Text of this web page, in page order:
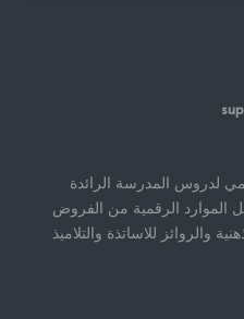
لدروس المدرسة الرائدة
الموارد الرقمية من الفروض
والروائز للاساتذة والتلاميذ